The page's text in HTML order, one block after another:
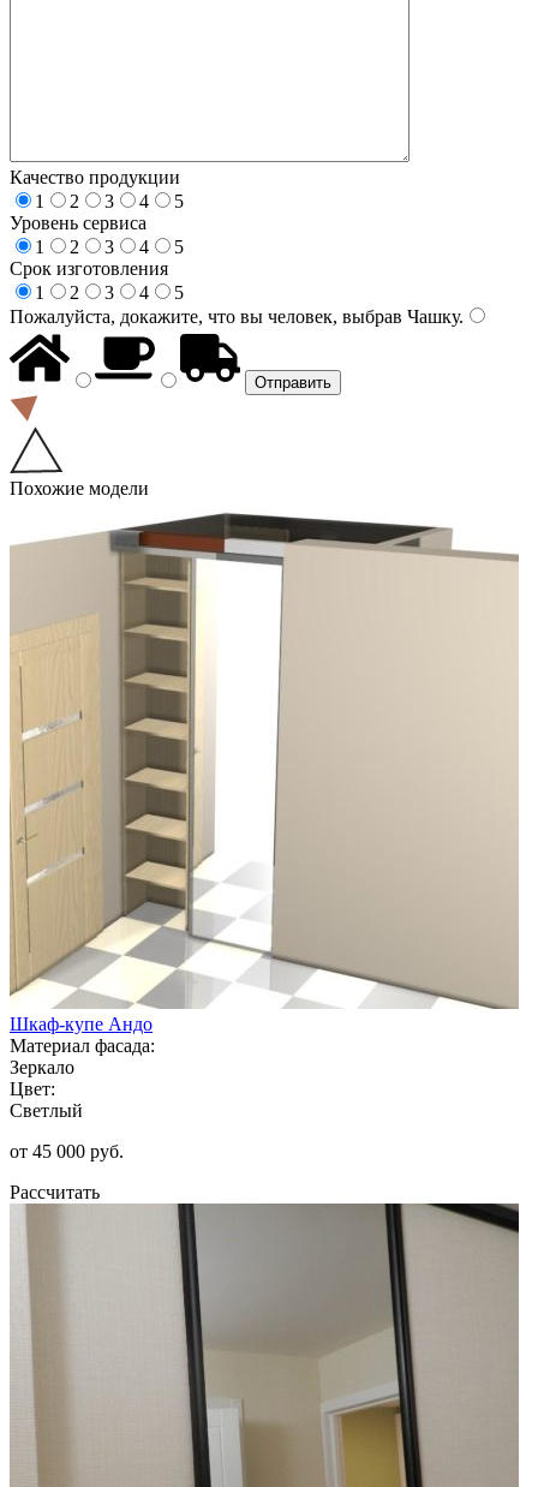
Качество продукции
1
2 3 4
5
Уровень сервиса
1
2 3 4
5
Срок изготовления
1
2 3 4
5
Пожалуйста, докажите, что вы человек, выбрав Чашку.
Похожие модели
Шкаф-купе Андо
Материал фасада:
Зеркало
Цвет:
Светлый
от 45 000 руб.
Рассчитать